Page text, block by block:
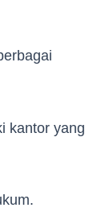
kantor yang